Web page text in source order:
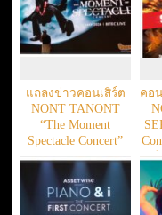
แถลงข่าวคอนเสิร์ต
NONT TANONT
“The Moment
Spectacle Concert”
คอ
เพี